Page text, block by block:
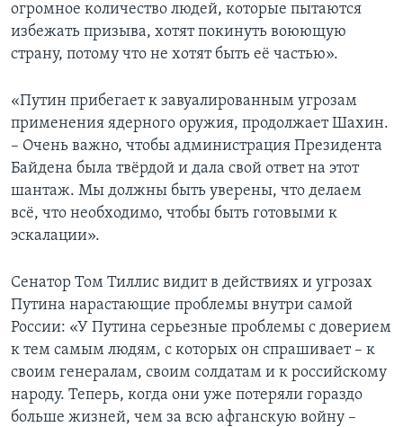
огромное количество людей, которые пытаются
избежать призыва, хотят покинуть воюющую
страну, потому что не хотят быть её частью».
«Путин прибегает к завуалированным угрозам
применения ядерного оружия, продолжает Шахин.
– Очень важно, чтобы администрация Президента
Байдена была твёрдой и дала свой ответ на этот
шантаж. Мы должны быть уверены, что делаем
всё, что необходимо, чтобы быть готовыми к
эскалации».
Сенатор Том Тиллис видит в действиях и угрозах
Путина нарастающие проблемы внутри самой
России: «У Путина серьезные проблемы с доверием
к тем самым людям, с которых он спрашивает – к
своим генералам, своим солдатам и к российскому
народу. Теперь, когда они уже потеряли гораздо
больше жизней, чем за всю афганскую войну –